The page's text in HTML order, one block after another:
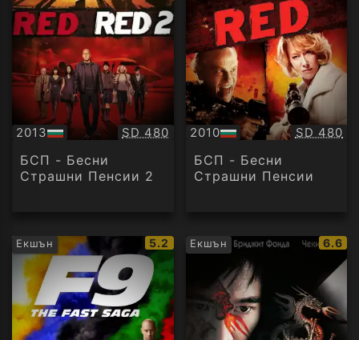
2013
БГ
аудио
Качество:
SD 480
БСП - Бесни
Страшни Пенсии 2
2010
БГ
аудио
SD 480
БСП - Бесни
Страшни Пенсии
Екшън
IMDb
рейтинг:
5.2 Екшън
IMDb
6.6